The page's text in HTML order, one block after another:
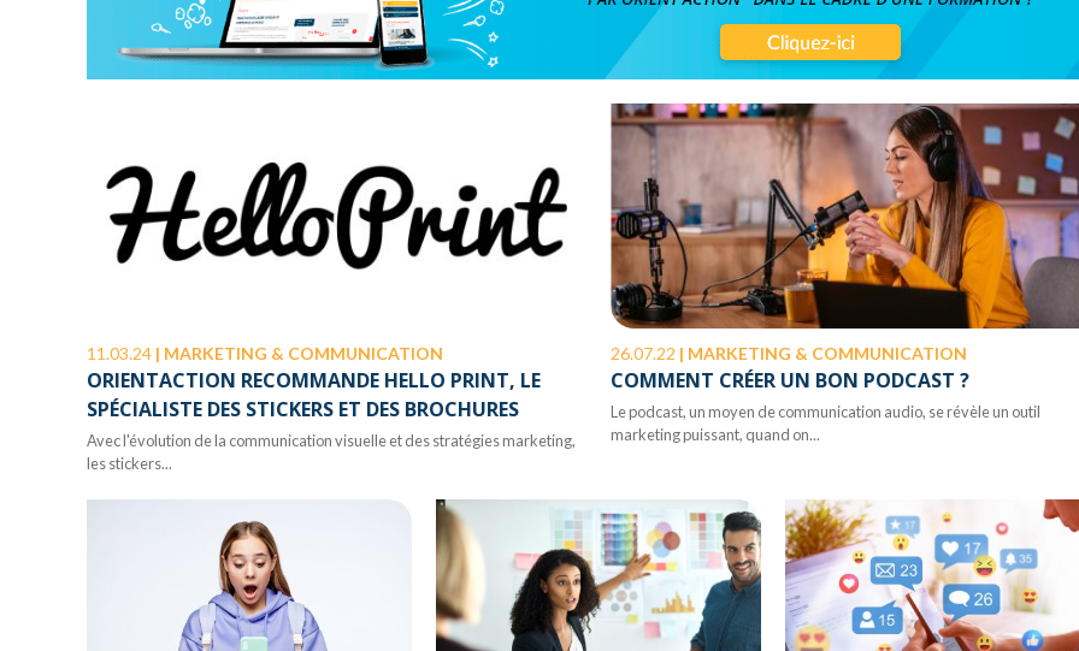
11.03.24 | MARKETING & COMMUNICATION
ORIENTACTION RECOMMANDE HELLO PRINT, LE
SPÉCIALISTE DES STICKERS ET DES BROCHURES
Avec l'évolution de la communication visuelle et des stratégies marketing,
les stickers...
26.07.22 | MARKETING & COMMUNICATION
COMMENT CRÉER UN BON PODCAST ?
Le podcast, un moyen de communication audio, se révèle un outil
marketing puissant, quand on...